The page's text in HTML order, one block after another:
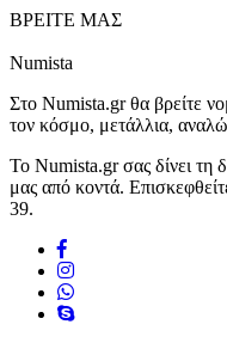
ΒΡΕΙΤΕ ΜΑΣ
Numista
Στο Numista.gr θα βρείτε
τον κόσμο, μετάλλια,
Το Numista.gr σας δίνει τη
μας από κοντά.
39.